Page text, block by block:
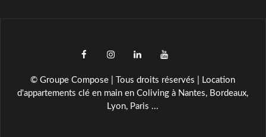
facebookinstagramLinkedInYouTube
© Groupe Compose | Tous droits réservés | Location
d'appartements clé en main en Coliving à Nantes, Bordeaux,
Lyon, Paris ...